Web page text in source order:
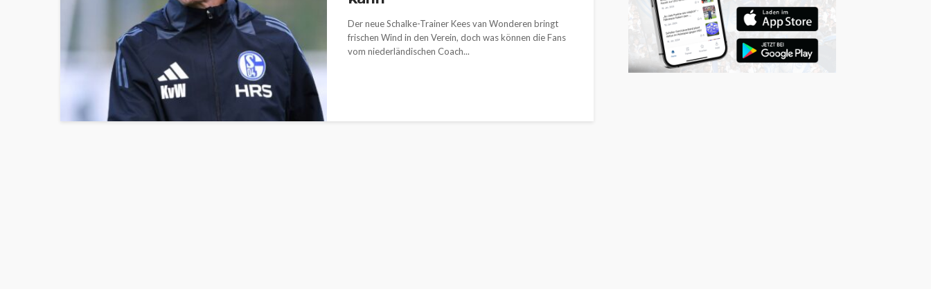
Der neue Schalke-Trainer Kees van Wonderen bringt
frischen Wind in den Verein, doch was können die Fans
vom niederländischen Coach...